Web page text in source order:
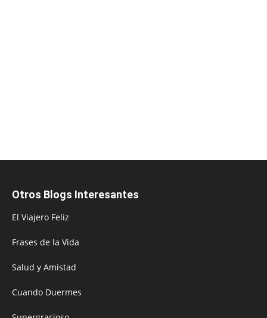
Otros Blogs Interesantes
El Viajero Feliz
Frases de la Vida
Salud y Amistad
Cuando Duermes